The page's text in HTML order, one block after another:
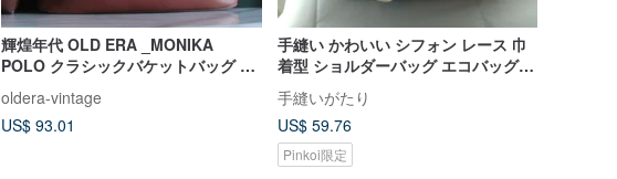
輝煌年代 OLD ERA _MONIKA
POLO クラシックバケットバッグ –
希少なヴィンテージユーズド品
oldera-vintage
US$ 93.01
手縫い かわいい シフォン レース 巾
着型 ショルダーバッグ エコバッグ
旅行 大容量
手縫いがたり
US$ 59.76
Pinkoi限定